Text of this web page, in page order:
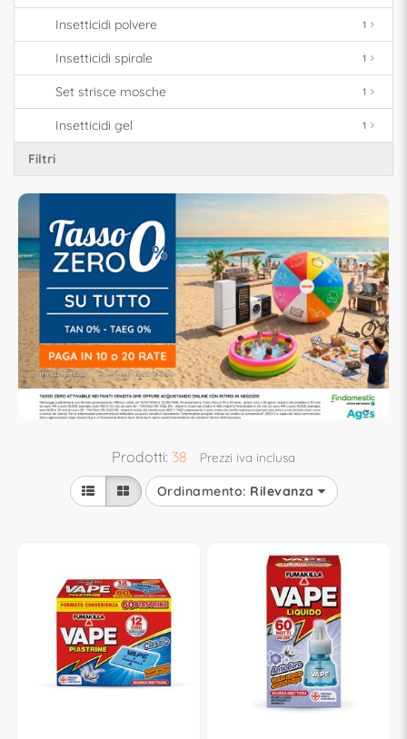
1
Insetticidi polvere
1
Insetticidi spirale
1
Set strisce mosche
1
Insetticidi gel
Filtri
Prodotti: 38 Prezzi iva inclusa
Ordinamento: Rilevanza